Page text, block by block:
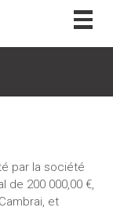
par la société
de 200 000,00 €,
et